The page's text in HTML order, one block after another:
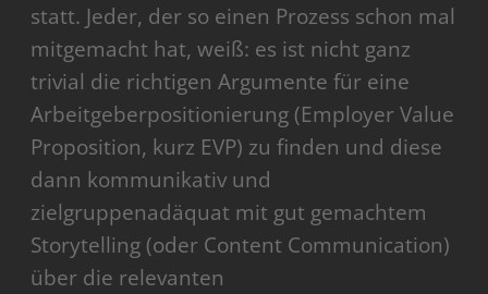
statt. Jeder, der so einen Prozess schon mal
mitgemacht hat, weiß: es ist nicht ganz
trivial die richtigen Argumente für eine
Arbeitgeberpositionierung (Employer Value
Proposition, kurz EVP) zu finden und diese
dann kommunikativ und
zielgruppenadäquat mit gut gemachtem
Storytelling (oder Content Communication)
über die relevanten